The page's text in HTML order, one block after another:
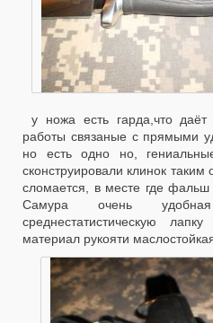
у ножа есть гарда,что
работы связаные с прямыми
но есть одно но,
сконструировали клинок таким
сломается, в месте где
Самура очень
среднестатистическую
материал рукояти